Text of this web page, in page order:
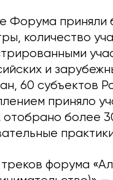
Форума приняли
количество
и
60
приняло
отобрано более
форума